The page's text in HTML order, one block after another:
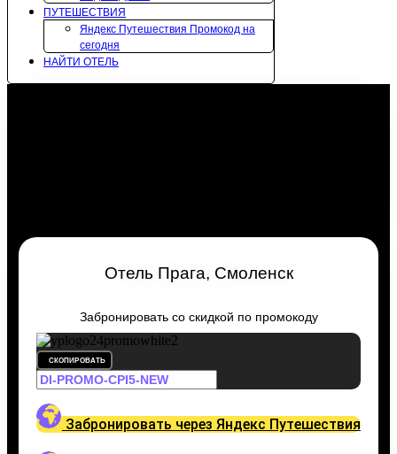
ПУТЕШЕСТВИЯ
Яндекс Путешествия Промокод на
сегодня
НАЙТИ ОТЕЛЬ
Отель Прага, Смоленск
Забронировать со скидкой по промокоду
СКОПИРОВАТЬ
Забронировать через Яндекс Путешествия